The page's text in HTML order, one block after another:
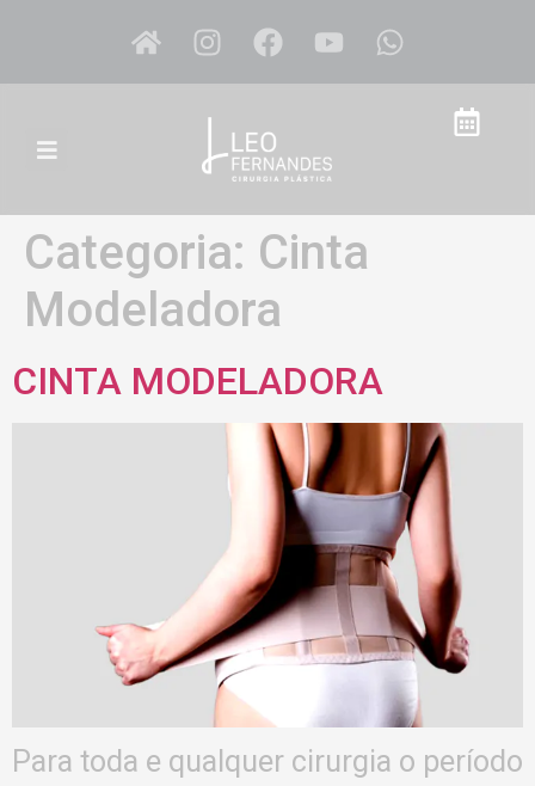
Categoria: Cinta
Modeladora
CINTA MODELADORA
Para toda e qualquer cirurgia o período